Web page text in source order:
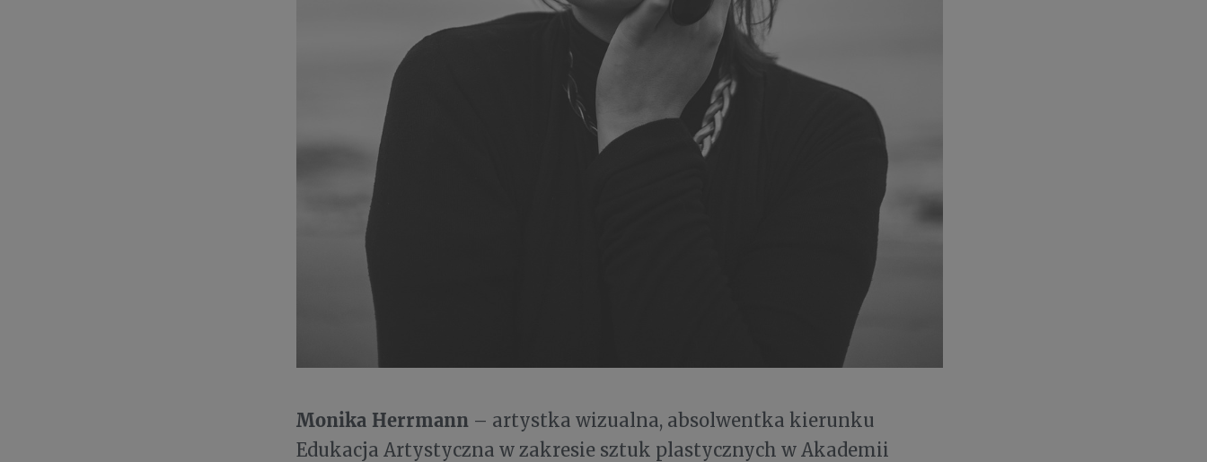
Monika Herrmann – artystka wizualna, absolwentka kierunku
Edukacja Artystyczna w zakresie sztuk plastycznych w Akademii